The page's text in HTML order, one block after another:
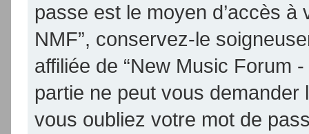
passe est le moyen d’accès
NMF”, conservez-le
affiliée de “New Music Forum
partie ne peut vous
vous oubliez votre mot de